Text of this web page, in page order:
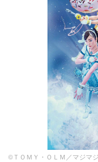
©ＴＯＭＹ・ＯＬＭ／マジマ